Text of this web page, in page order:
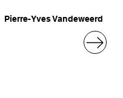
Pierre-Yves Vandeweerd